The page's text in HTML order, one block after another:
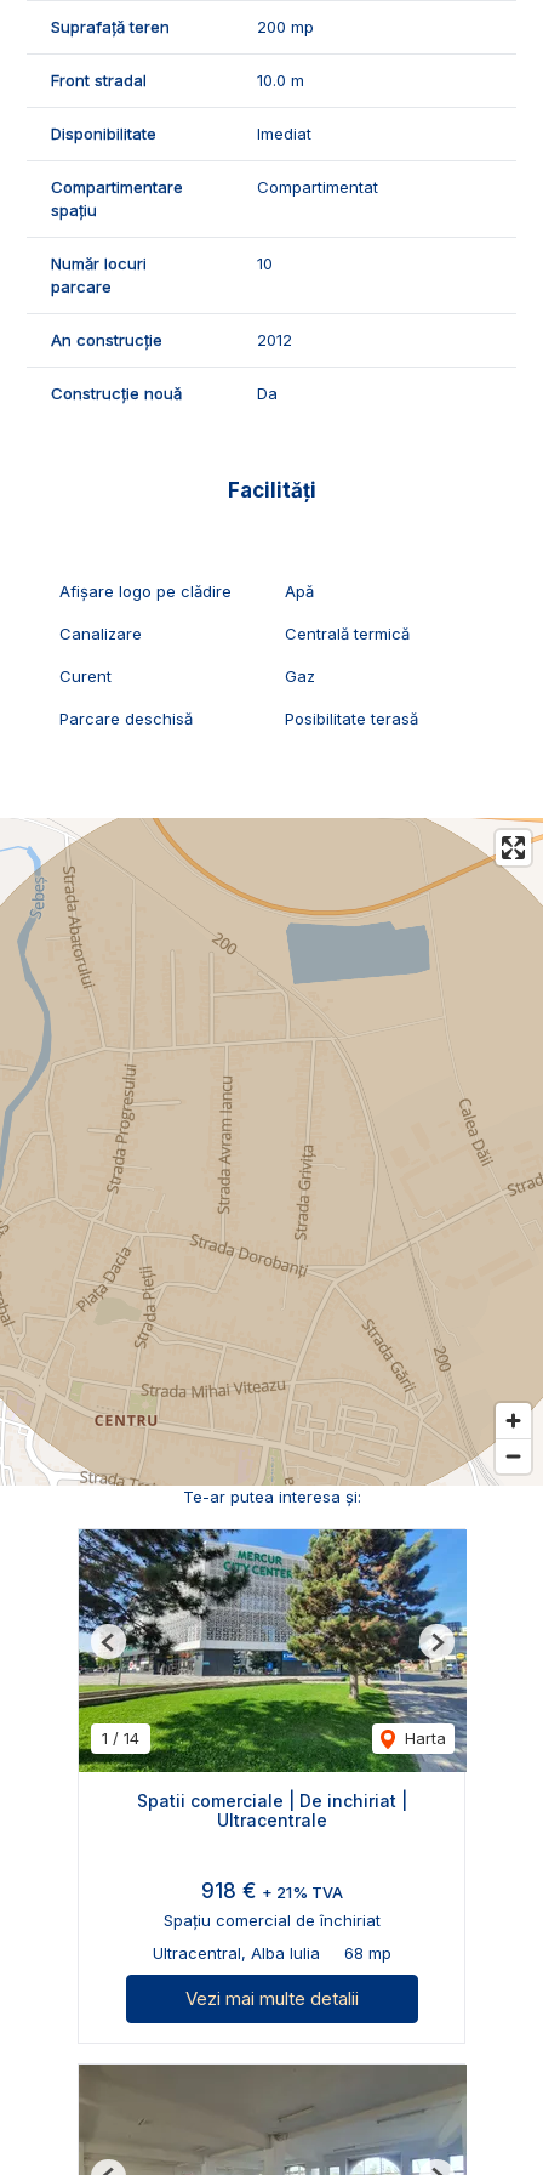
vizionari, va stam cu drag la dispozitie, Echipa Exclusiv
ID Exclusiv - 3077524
Suprafață teren 200 mp
Front stradal 10.0 m
Disponibilitate Imediat
Compartimentare
spațiu
Compartimentat
Număr locuri
parcare
10
An construcție 2012
Construcție nouă Da
Facilități
Afișare logo pe clădire Apă
Canalizare Centrală termică
Curent Gaz
Parcare deschisă Posibilitate terasă
Te-ar putea interesa și:
1 / 14 Harta
Previous Next
Spatii comerciale | De inchiriat |
Ultracentrale
918 € + 21% TVA
Spațiu comercial de închiriat
Ultracentral, Alba Iulia
68 mp
Vezi mai multe detalii